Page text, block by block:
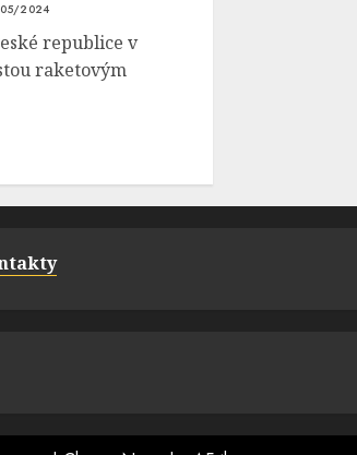
2024
republice v
raketovým